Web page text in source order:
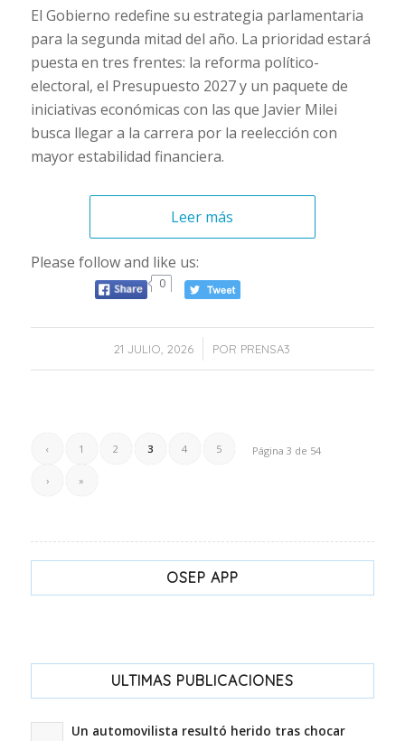
El Gobierno redefine su estrategia parlamentaria
para la segunda mitad del año. La prioridad estará
puesta en tres frentes: la reforma político-
electoral, el Presupuesto 2027 y un paquete de
iniciativas económicas con las que Javier Milei
busca llegar a la carrera por la reelección con
mayor estabilidad financiera.
Leer más
Please follow and like us:
0
21 JULIO, 2026
/ POR PRENSA3
Página 3 de 54
‹ 1 2 3 4 5
› »
OSEP APP
ULTIMAS PUBLICACIONES
Un automovilista resultó herido tras chocar